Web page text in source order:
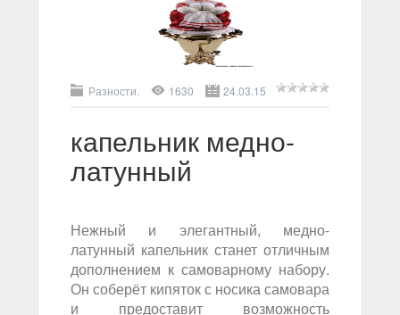
Разности. 1630 24.03.15
капельник медно-
латунный
Нежный и элегантный, медно-
латунный капельник станет отличным
дополнением к самоварному набору.
Он соберёт кипяток с носика самовара
и предоставит возможность